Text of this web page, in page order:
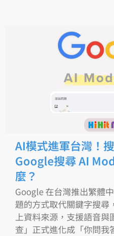
AI模式進軍台灣！
Google搜尋 AI
麼？
Google 在台灣推出繁體
題的方式取代關鍵字搜尋
上資料來源，支援語音與
查」正式進化成「你問我